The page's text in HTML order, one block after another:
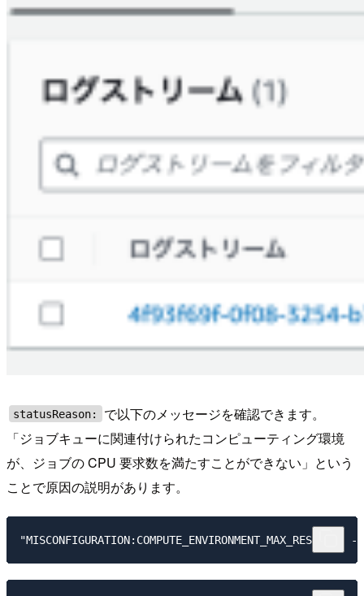
statusReason:
で以下のメッセージを確認できます。
「ジョブキューに関連付けられたコンピューティング環境
が、ジョブの CPU 要求数を満たすことができない」という
ことで原因の説明があります。